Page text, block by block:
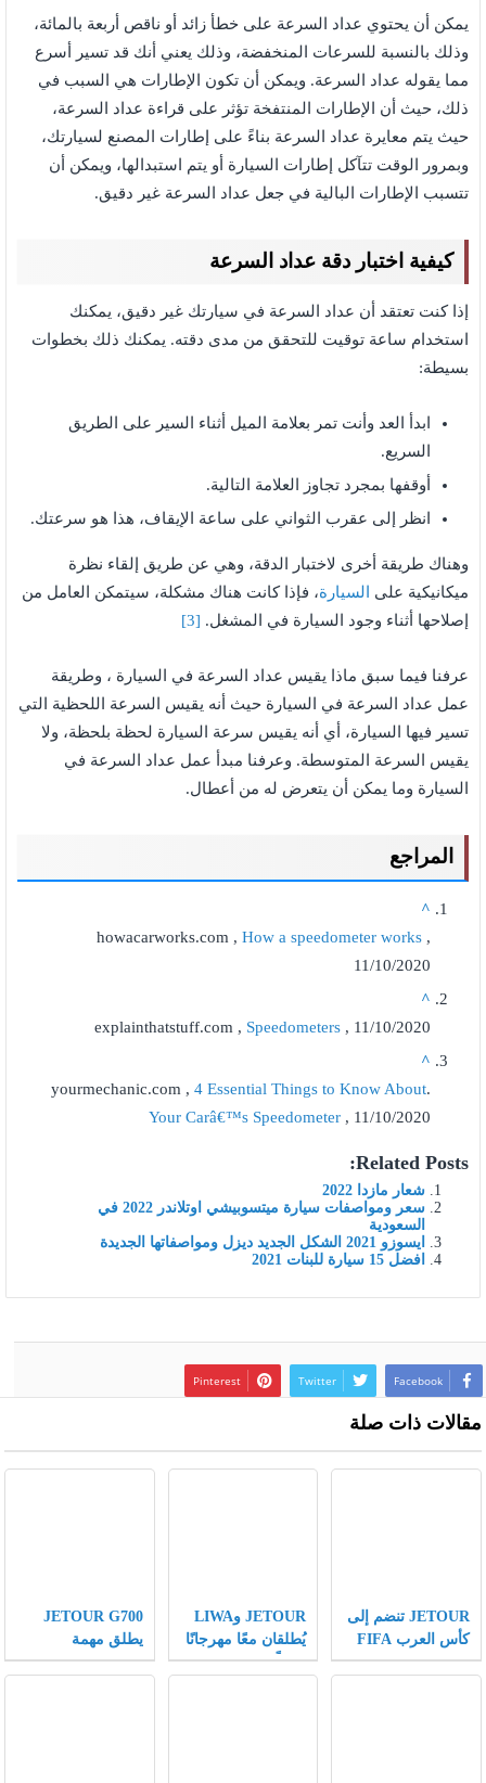
يمكن أن يحتوي عداد السرعة على خطأ زائد أو ناقص أربعة بالمائة،
وذلك بالنسبة للسرعات المنخفضة، وذلك يعني أنك قد تسير أسرع
مما يقوله عداد السرعة. ويمكن أن تكون الإطارات هي السبب في
ذلك، حيث أن الإطارات المنتفخة تؤثر على قراءة عداد السرعة،
حيث يتم معايرة عداد السرعة بناءً على إطارات المصنع لسيارتك،
وبمرور الوقت تتآكل إطارات السيارة أو يتم استبدالها، ويمكن أن
تتسبب الإطارات البالية في جعل عداد السرعة غير دقيق.
كيفية اختبار دقة عداد السرعة
إذا كنت تعتقد أن عداد السرعة في سيارتك غير دقيق، يمكنك
استخدام ساعة توقيت للتحقق من مدى دقته. يمكنك ذلك بخطوات
بسيطة:
ابدأ العد وأنت تمر بعلامة الميل أثناء السير على الطريق
السريع.
أوقفها بمجرد تجاوز العلامة التالية.
انظر إلى عقرب الثواني على ساعة الإيقاف، هذا هو سرعتك.
وهناك طريقة أخرى لاختبار الدقة، وهي عن طريق إلقاء نظرة
ميكانيكية على
السيارة، فإذا كانت هناك مشكلة، سيتمكن العامل من
إصلاحها أثناء وجود السيارة في المشغل. [3]
عرفنا فيما سبق ماذا يقيس عداد السرعة في السيارة ، وطريقة
عمل عداد السرعة في السيارة حيث أنه يقيس السرعة اللحظية التي
تسير فيها السيارة، أي أنه يقيس سرعة السيارة لحظة بلحظة، ولا
يقيس السرعة المتوسطة. وعرفنا مبدأ عمل عداد السرعة في
السيارة وما يمكن أن يتعرض له من أعطال.
المراجع
^
howacarworks.com , How a speedometer works ,
11/10/2020
^
explainthatstuff.com , Speedometers , 11/10/2020
^
.yourmechanic.com ,
4 Essential Things to Know About
Your Carâ€™s Speedometer , 11/10/2020
Related Posts:
شعار مازدا 2022
سعر ومواصفات سيارة ميتسوبيشي اوتلاندر 2022 في
السعودية
ايسوزو 2021 الشكل الجديد ديزل ومواصفاتها الجديدة
افضل 15 سيارة للبنات 2021
Facebook
Twitter
Pinterest
مقالات ذات صلة
JETOUR تنضم إلى
كأس العرب FIFA
كشريك مركبات
JETOUR وLIWA
يُطلقان معًا مهرجانًا
عالميًّا لعشاق الطرق
JETOUR G700
يطلق مهمة
“Wilderness